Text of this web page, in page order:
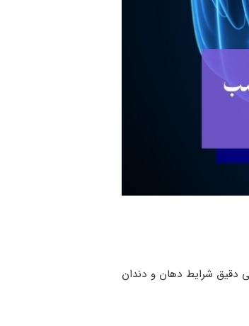
دقیق شرایط دهان و دندان